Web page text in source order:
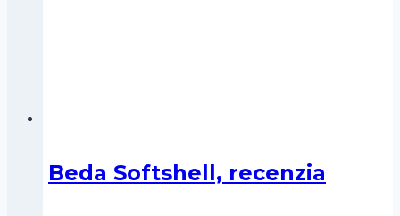
Beda Softshell, recenzia